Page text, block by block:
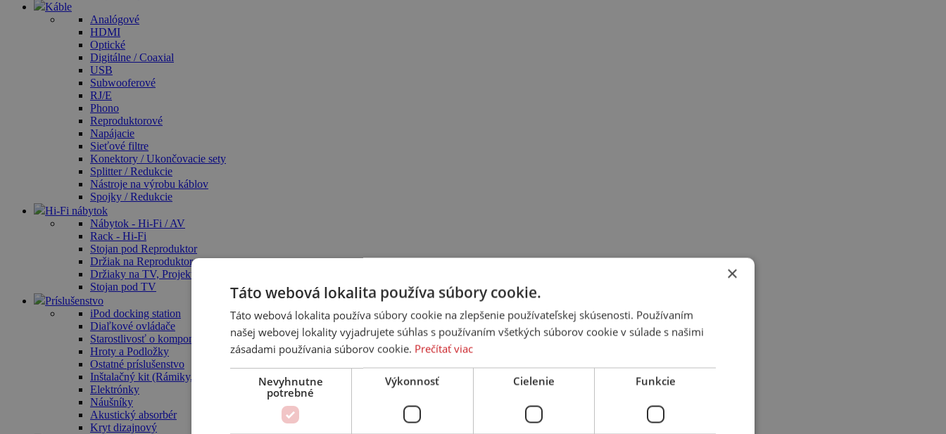
Káble
Analógové
HDMI
Optické
Digitálne / Coaxial
USB
Subwooferové
RJ/E
Phono
Reproduktorové
Napájacie
Sieťové filtre
Konektory / Ukončovacie sety
Splitter / Redukcie
Nástroje na výrobu káblov
Spojky / Redukcie
Hi-Fi nábytok
Nábytok - Hi-Fi / AV
Rack - Hi-Fi
Stojan pod Reproduktor
Držiak na Reproduktor
Držiaky na TV, Projektor
Stojan pod TV
Príslušenstvo
iPod docking station
Diaľkové ovládače
Starostlivosť o komponenty / Čistiace prostriedky
Hroty a Podložky
Ostatné príslušenstvo
Inštalačný kit (Rámiky, Krabica)
Elektrónky
Náušníky
Akustický absorbér
Kryt dizajnový
×
Táto webová lokalita používa súbory cookie.
Táto webová lokalita používa súbory cookie na zlepšenie používateľskej skúsenosti. Používaním
našej webovej lokality vyjadrujete súhlas s používaním všetkých súborov cookie v súlade s našimi
zásadami používania súborov cookie. Prečítať viac
Nevyhnutne
potrebné
Výkonnosť Cielenie Funkcie